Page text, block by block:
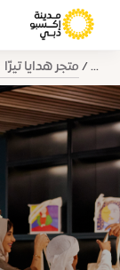
... متجر هدايا تيرّا